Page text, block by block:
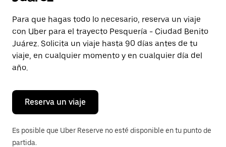
Presiona
la
tecla Esc
para
cerrar
el
calendario.
Para que hagas todo lo necesario, reserva un viaje
con Uber para el trayecto Pesquería - Ciudad Benito
Juárez. Solicita un viaje hasta 90 días antes de tu
viaje, en cualquier momento y en cualquier día del
año.
Reserva un viaje
Es posible que Uber Reserve no esté disponible en tu punto de
partida.